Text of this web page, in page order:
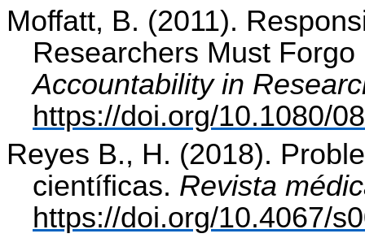
Moffatt, B. (2011).
Researchers Must
Accountability in
https://doi.org/10.1080/
Reyes B., H. (2018).
científicas. Revista
https://doi.org/10.4067/